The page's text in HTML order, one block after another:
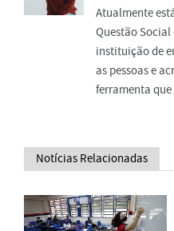
Atualmente
Questão Social
instituição de
as pessoas e
ferramenta
Notícias Relacionadas